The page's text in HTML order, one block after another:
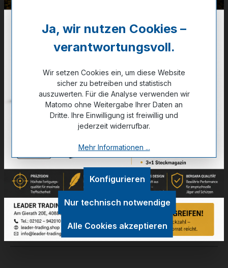
✔
83,00 €
✔ Auf Lager
Noch kein Kunde?Registrieren Sie sich jetzt.
Zum Merkzettel hinzufügen
Technische Daten
GPSR Information
Bewertungen
Ja, wir nutzen Cookies –
verantwortungsvoll.
Wir setzen Cookies ein, um diese Website
sicher zu betreiben und statistisch
auszuwerten. Für die Analyse verwenden wir
Matomo ohne Weitergabe Ihrer Daten an
Dritte. Ihre Einwilligung ist freiwillig und
jederzeit widerrufbar.
Mehr Informationen ...
Nur technisch notwendige
Konfigurieren
Alle Cookies akzeptieren